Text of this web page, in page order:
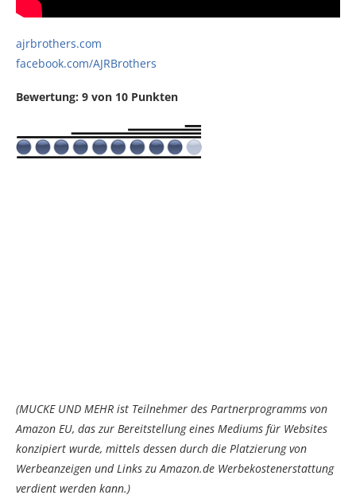
ajrbrothers.com
facebook.com/AJRBrothers
Bewertung: 9 von 10 Punkten
(MUCKE UND MEHR ist Teilnehmer des Partnerprogramms von
Amazon EU, das zur Bereitstellung eines Mediums für Websites
konzipiert wurde, mittels dessen durch die Platzierung von
Werbeanzeigen und Links zu Amazon.de Werbekostenerstattung
verdient werden kann.)